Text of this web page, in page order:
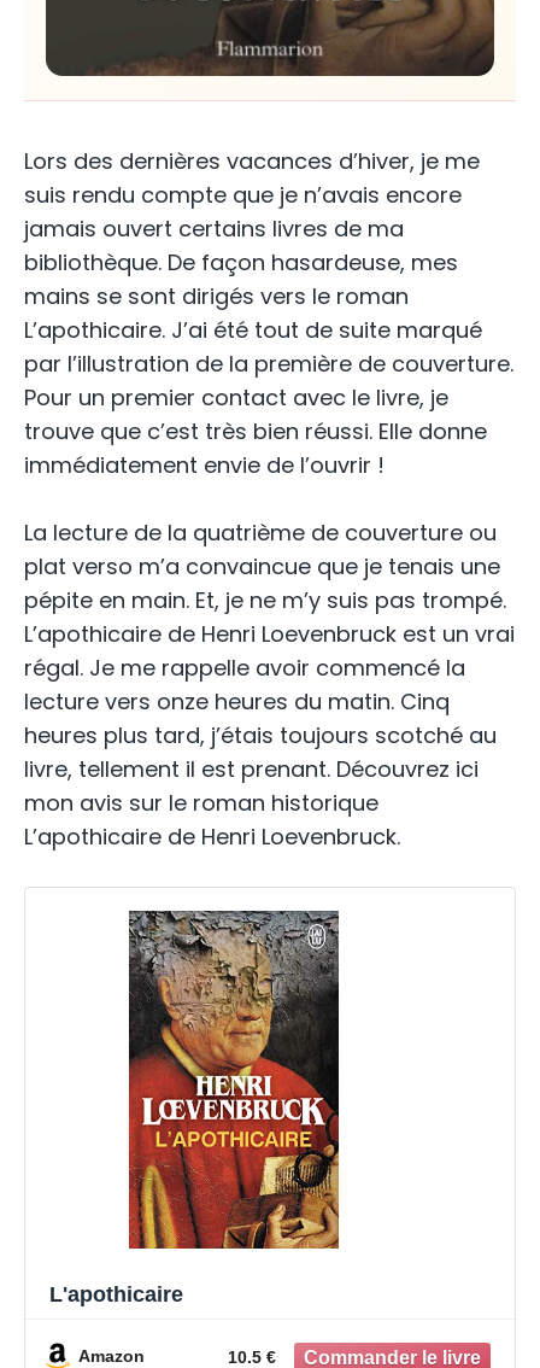
Lors des dernières vacances d’hiver, je me
suis rendu compte que je n’avais encore
jamais ouvert certains livres de ma
bibliothèque. De façon hasardeuse, mes
mains se sont dirigés vers le roman
L’apothicaire. J’ai été tout de suite marqué
par l’illustration de la première de couverture.
Pour un premier contact avec le livre, je
trouve que c’est très bien réussi. Elle donne
immédiatement envie de l’ouvrir !
La lecture de la quatrième de couverture ou
plat verso m’a convaincue que je tenais une
pépite en main. Et, je ne m’y suis pas trompé.
L’apothicaire de Henri Loevenbruck est un vrai
régal. Je me rappelle avoir commencé la
lecture vers onze heures du matin. Cinq
heures plus tard, j’étais toujours scotché au
livre, tellement il est prenant. Découvrez ici
mon avis sur le roman historique
L’apothicaire de Henri Loevenbruck.
L'apothicaire
Amazon 10.5 €